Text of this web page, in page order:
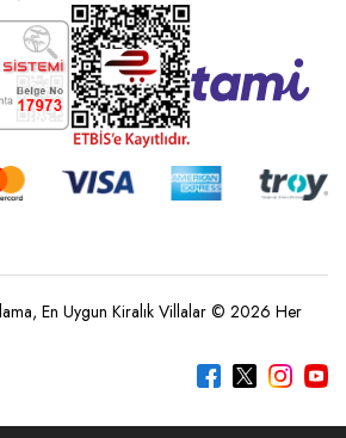
En Uygun Kiralık Villalar © 2026 Her